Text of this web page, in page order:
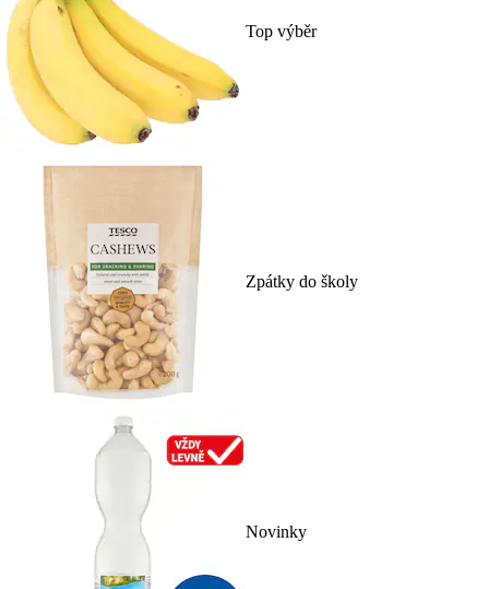
Top výběr
Zpátky do školy
Novinky